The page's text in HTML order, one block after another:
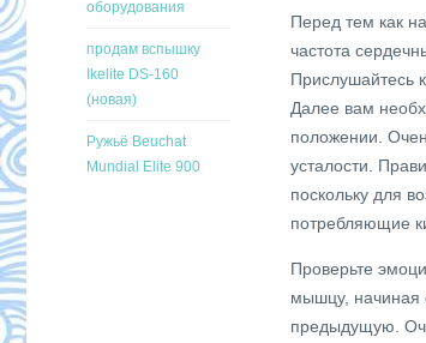
Перед тем как
частота
Прислушайтесь
Далее вам
положении.
усталости.
поскольку для
потребляющие
Проверьте
мышцу, начиная
предыдущую.
оборудования
продам вспышку
Ikelite DS-160
(новая)
Ружьё Beuchat
Mundial Elite 900